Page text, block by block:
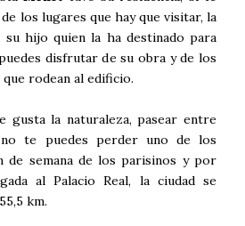
los lugares que hay que visitar, la
hijo quien la ha destinado para
disfrutar de su obra y de los
rodean al edificio.
gusta la naturaleza, pasear entre
te puedes perder uno de los
de semana de los parisinos y por
al Palacio Real, la ciudad se
km.